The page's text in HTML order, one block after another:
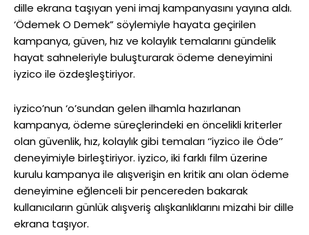
dille ekrana taşıyan yeni imaj kampanyasını yayına aldı.
‘Ödemek O Demek” söylemiyle hayata geçirilen
kampanya, güven, hız ve kolaylık temalarını gündelik
hayat sahneleriyle buluşturarak ödeme deneyimini
iyzico ile özdeşleştiriyor.
iyzico’nun ‘o’sundan gelen ilhamla hazırlanan
kampanya, ödeme süreçlerindeki en öncelikli kriterler
olan güvenlik, hız, kolaylık gibi temaları ‘’iyzico ile Öde’’
deneyimiyle birleştiriyor. iyzico, iki farklı film üzerine
kurulu kampanya ile alışverişin en kritik anı olan ödeme
deneyimine eğlenceli bir pencereden bakarak
kullanıcıların günlük alışveriş alışkanlıklarını mizahi bir dille
ekrana taşıyor.